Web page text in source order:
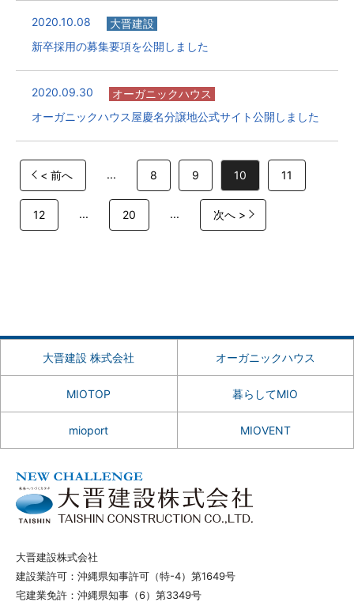
2020.10.08
大晋建設
新卒採用の募集要項を公開しました
2020.09.30
オーガニックハウス
オーガニックハウス屋慶名分譲地公式サイト公開しました
< 前へ ... 8 9 10 11
12 ... 20 ... 次へ >
大晋建設 株式会社 オーガニックハウス
MIOTOP 暮らしてMIO
mioport MIOVENT
大晋建設株式会社
建設業許可：沖縄県知事許可（特-4）第1649号
宅建業免許：沖縄県知事（6）第3349号